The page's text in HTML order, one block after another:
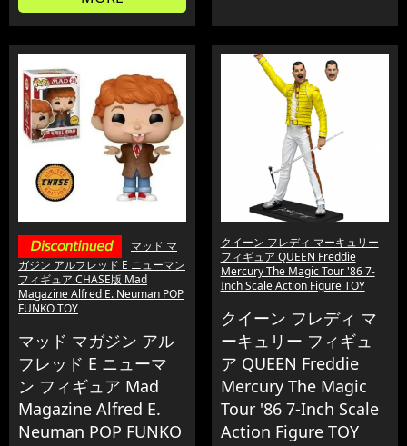
マッド マ
ガジン アルフレッド E ニューマン
フィギュア CHASE版 Mad
Magazine Alfred E. Neuman POP
FUNKO TOY
マッド マガジン アル
フレッド E ニューマ
ン フィギュア Mad
Magazine Alfred E.
Neuman POP FUNKO
クイーン フレディ マーキュリー
フィギュア QUEEN Freddie
Mercury The Magic Tour '86 7-
Inch Scale Action Figure TOY
クイーン フレディ マ
ーキュリー フィギュ
ア QUEEN Freddie
Mercury The Magic
Tour '86 7-Inch Scale
Action Figure TOY